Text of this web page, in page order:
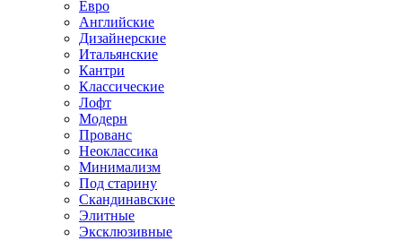
Евро
Английские
Дизайнерские
Итальянские
Кантри
Классические
Лофт
Модерн
Прованс
Неоклассика
Минимализм
Под старину
Скандинавские
Элитные
Эксклюзивные